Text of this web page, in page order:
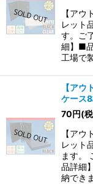
【ア
レット
す。ご
細】■
工場で
【ア
ケース
70円(
【ア
レット
ます。
品詳細
納でき